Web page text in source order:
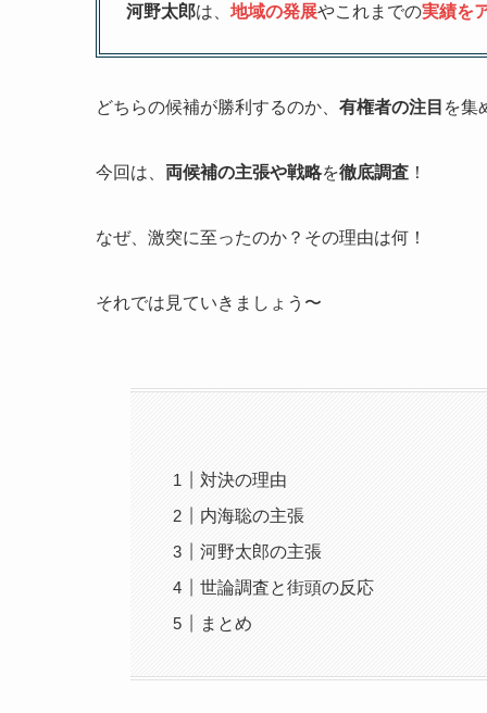
河野太郎は、 地域の発展やこれまでの実績を
どちらの候補が勝利するのか、 有権者の注目 を集
今回は、 両候補の主張や戦略を徹底調査 ！
なぜ、激突に至ったのか？その理由は何！
それでは見ていきましょう〜
対決の理由
内海聡の主張
河野太郎の主張
世論調査と街頭の反応
まとめ